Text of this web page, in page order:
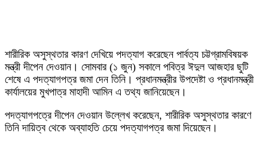
শারীরিক অসুস্থতার কারণ দেখিয়ে পদত্যাগ করেছেন পার্বত্য চট্টগ্রামবিষয়ক
মন্ত্রী দীপেন দেওয়ান। সোমবার (১ জুন) সকালে পবিত্র ঈদুল আজহার ছুটি
শেষে এ পদত্যাগপত্র জমা দেন তিনি। প্রধানমন্ত্রীর উপদেষ্টা ও প্রধানমন্ত্রী
কার্যালয়ের মুখপাত্র মাহাদী আমিন এ তথ্য জানিয়েছেন।
পদত্যাগপত্রে দীপেন দেওয়ান উল্লেখ করেছেন, শারীরিক অসুস্থতার কারণে
তিনি দায়িত্ব থেকে অব্যাহতি চেয়ে পদত্যাগপত্র জমা দিয়েছেন।